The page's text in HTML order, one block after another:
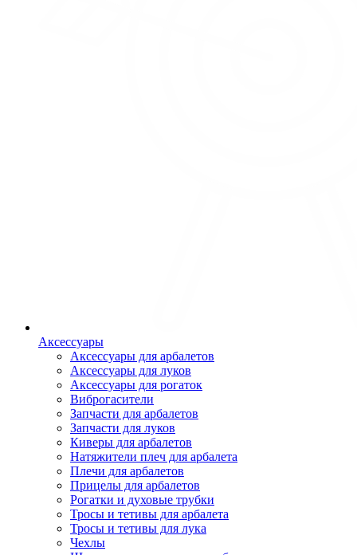
Аксессуары
Аксессуары для арбалетов
Аксессуары для луков
Аксессуары для рогаток
Виброгасители
Запчасти для арбалетов
Запчасти для луков
Киверы для арбалетов
Натяжители плеч для арбалета
Плечи для арбалетов
Прицелы для арбалетов
Рогатки и духовые трубки
Тросы и тетивы для арбалета
Тросы и тетивы для лука
Чехлы